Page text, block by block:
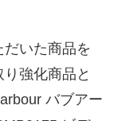
いた商品を
強化商品と
バブアー